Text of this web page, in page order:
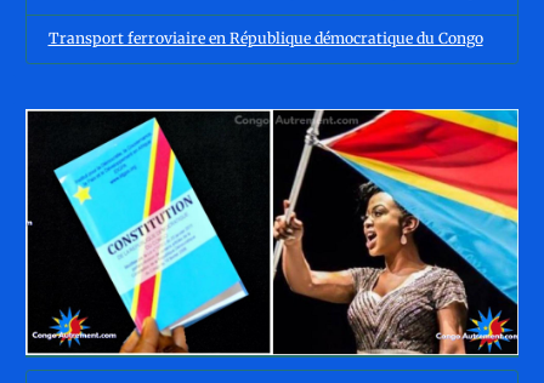
Transport ferroviaire en République démocratique du Congo